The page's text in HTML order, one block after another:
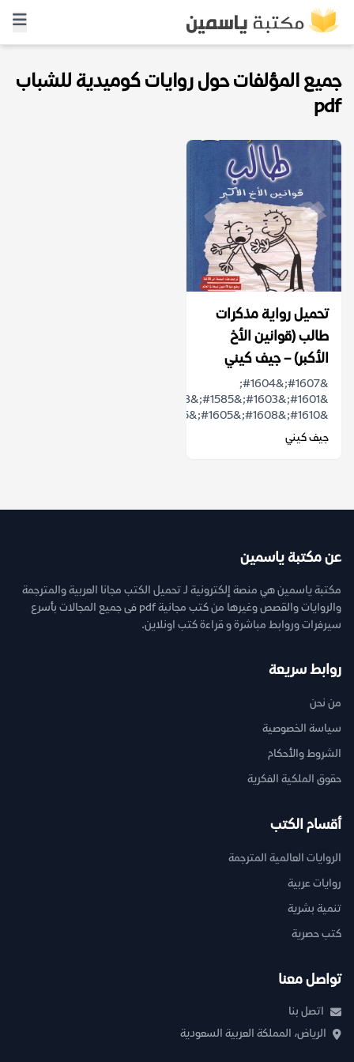
جميع المؤلفات حول روايات كوميدية للشباب
pdf
تحميل رواية مذكرات
طالب (قوانين الأخ
الأكبر) – جيف كيني
&#1607;&#1604;
&#1610;&#1608;&#1605;&#1575;&#1611;...
جيف كيني
عن مكتبة ياسمين
مكتبة ياسمين هي منصة إلكترونية لـ تحميل الكتب مجانا العربية والمترجمة
والروايات والقصص وغيرها من كتب مجانية pdf فى جميع المجالات بأسرع
سيرفرات وروابط مباشرة و قراءة كتب اونلاين.
روابط سريعة
من نحن
سياسة الخصوصية
الشروط والأحكام
حقوق الملكية الفكرية
أقسام الكتب
الروايات العالمية المترجمة
روايات عربية
تنمية بشرية
كتب حصرية
تواصل معنا
اتصل بنا
الرياض، المملكة العربية السعودية